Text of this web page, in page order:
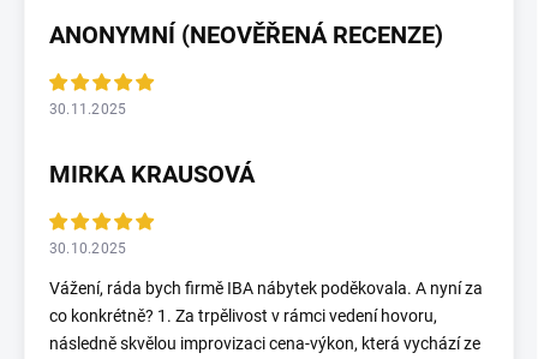
ANONYMNÍ (NEOVĚŘENÁ RECENZE)
30.11.2025
MIRKA KRAUSOVÁ
30.10.2025
Vážení, ráda bych firmě IBA nábytek poděkovala. A nyní za
co konkrétně? 1. Za trpělivost v rámci vedení hovoru,
následně skvělou improvizaci cena-výkon, která vychází ze